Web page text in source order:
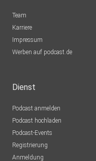
Team
Karriere
Impressum
Werben auf podcast.de
Dienst
Podcast anmelden
Podcast hochladen
Podcast-Events
Registrierung
Anmeldung